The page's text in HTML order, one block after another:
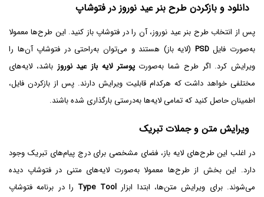
دانلود و بازکردن طرح بنر عید نوروز در فتوشاپ
پس از انتخاب طرح بنر عید نوروز، آن را در فتوشاپ باز کنید. این طرح‌ها معمولا
به‌صورت فایلPSD (لایه باز) هستند و می‌توان به‌راحتی در فتوشاپ آن‌ها را
ویرایش کرد. اگر طرح شما به‌صورتپوستر لایه باز عید نوروز باشد، لایه‌های
مختلفی خواهد داشت که هرکدام قابلیت ویرایش دارند. پس از بازکردن فایل،
اطمینان حاصل کنید که تمامی لایه‌ها به‌درستی بارگذاری شده باشند.
ویرایش متن و جملات تبریک
در اغلب این طرح‌های لایه باز، فضای مشخصی برای درج پیام‌های تبریک وجود
دارد. این بخش از طرح‌ها معمولا به‌صورت لایه‌های متنی در فتوشاپ دیده
می‌شوند. برای ویرایش متن‌ها، ابتدا ابزار
Type Tool
را در برنامه فتوشاپ